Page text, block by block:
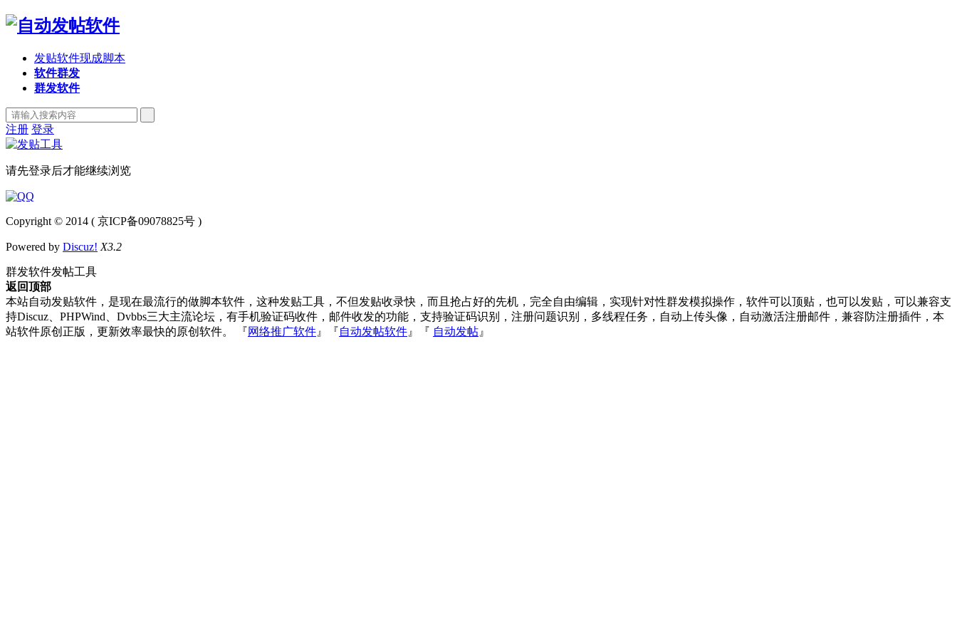
发贴软件现成脚本
软件群发
群发软件
注册 登录
请先登录后才能继续浏览
Copyright © 2014 ( 京ICP备09078825号 )
Powered by Discuz! X3.2
群发软件发帖工具
返回顶部
本站自动发贴软件，是现在最流行的做脚本软件，这种发贴工具，不但发贴收录快，而且抢占好的先机，完全自由编辑，实现针对性群发模拟操作，软件可以顶贴，也可以发贴，可以兼容支
持Discuz、PHPWind、Dvbbs三大主流论坛，有手机验证码收件，邮件收发的功能，支持验证码识别，注册问题识别，多线程任务，自动上传头像，自动激活注册邮件，兼容防注册插件，本
站软件原创正版，更新效率最快的原创软件。 『网络推广软件 』『自动发帖软件 』『 自动发帖 』